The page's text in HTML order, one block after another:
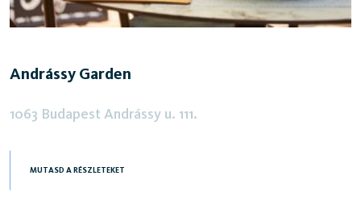
Andrássy Garden
1063 Budapest Andrássy u. 111.
MUTASD A RÉSZLETEKET